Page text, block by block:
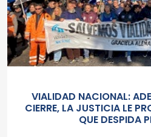
VIALIDAD NACIONAL:
CIERRE, LA JUSTICIA LE
QUE DESPIDA